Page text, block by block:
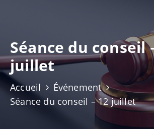
PUBLICATIONS
LA
RÉGION
ACCUEIL
Séance du conseil
juillet
Accueil
Événement
Séance du conseil – 12 juillet